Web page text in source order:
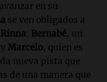
en su
se ven obligados a
Rinna: Bernabé, un
Marcelo, quien es
nueva pista que
de una manera que